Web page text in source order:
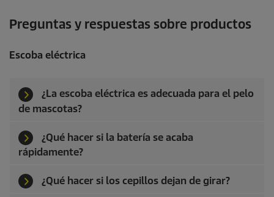
Preguntas y respuestas sobre productos
Escoba eléctrica
¿La escoba eléctrica es adecuada para el pelo
de mascotas?
¿Qué hacer si la batería se acaba
rápidamente?
¿Qué hacer si los cepillos dejan de girar?